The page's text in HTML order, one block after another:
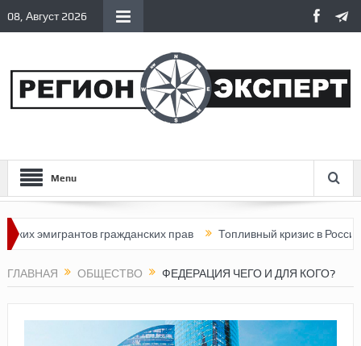
08, Август 2026
Menu
гражданских прав Топливный кризис в России
ГЛАВНАЯ ОБЩЕСТВО ФЕДЕРАЦИЯ ЧЕГО И ДЛЯ КОГО?